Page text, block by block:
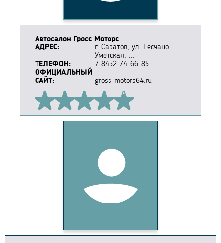
Автосалон Гросс Моторс
АДРЕС:
г. Саратов, ул. Песчано-
Уметская, ...
ТЕЛЕФОН:
7 8452 74-66-85
ОФИЦИАЛЬНЫЙ
САЙТ:
gross-motors64.ru